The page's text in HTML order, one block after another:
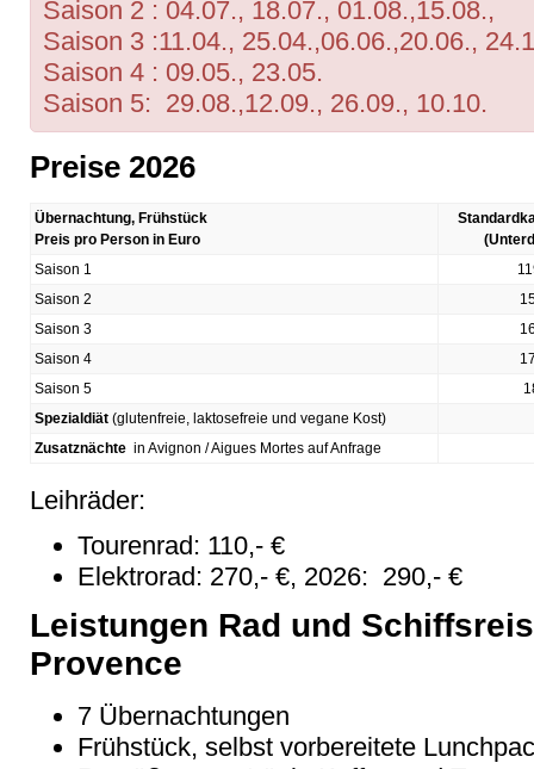
Saison 2 : 04.07., 18.07., 01.08.,15.08.,
Saison 3 :11.04., 25.04.,06.06.,20.06.,
Saison 4 : 09.05., 23.05.
Saison 5: 29.08.,12.09., 26.09., 10.10.
Preise 2026​
Übernachtung, Frühstück
Preis pro Person in Euro
Saison 1
Saison 2
Saison 3
Saison 4
Saison 5
Spezialdiät (glutenfreie, laktosefreie und vegane Kost)
Zusatznächte in Avignon / Aigues Mortes auf Anfrage
Leihräder:
Tourenrad: 110,- €
Elektrorad: 270,- €, 2026: 290,- €
Leistungen Rad und
Provence
7 Übernachtungen
Frühstück, selbst vorbereitete